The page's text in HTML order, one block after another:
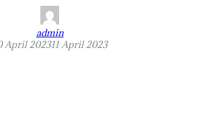
admin
April 202311 April 2023